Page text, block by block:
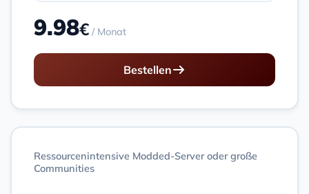
9.98€ / Monat
Bestellen
Ressourcenintensive Modded-Server oder große
Communities